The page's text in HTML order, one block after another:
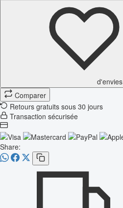
d'envies
Comparer
Retours gratuits sous 30 jours
Transaction sécurisée
Share: